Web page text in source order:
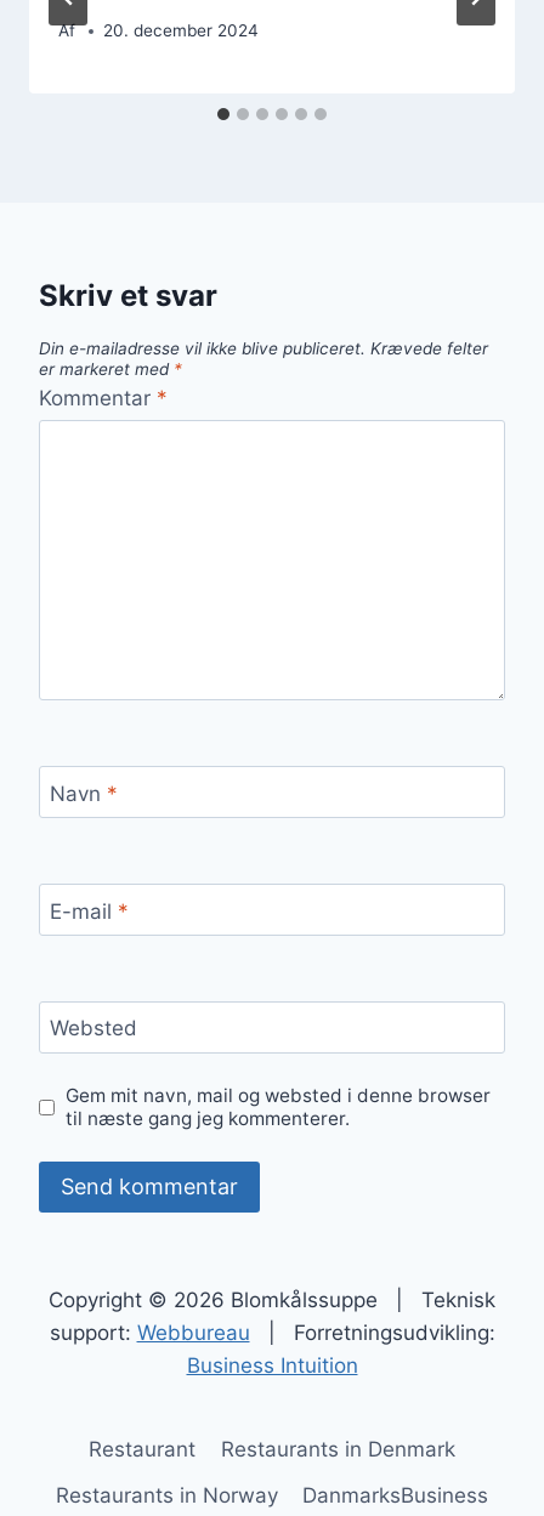
Af 20. december 2024
Skriv et svar
Din e-mailadresse vil ikke blive publiceret. Krævede felter
er markeret med *
Kommentar *
Navn *
E-mail *
Websted
Gem mit navn, mail og websted i denne browser
til næste gang jeg kommenterer.
Copyright © 2026 Blomkålssuppe | Teknisk
support: Webbureau | Forretningsudvikling:
Business Intuition
Restaurant
Restaurants in Denmark
Restaurants in Norway
DanmarksBusiness